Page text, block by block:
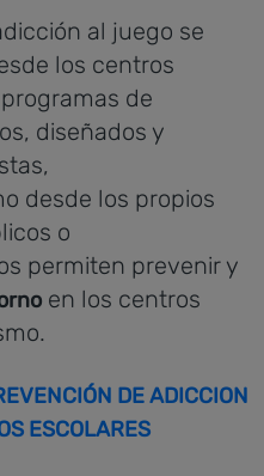
al juego se
los centros
de
diseñados y
desde los propios
o
permiten prevenir y
en los centros
DE ADICCION
ESCOLARES